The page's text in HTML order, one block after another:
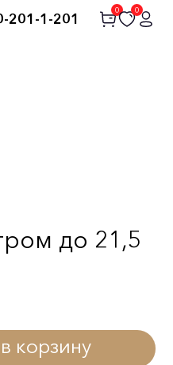
201-1-201
0 0
до 21,5
в корзину